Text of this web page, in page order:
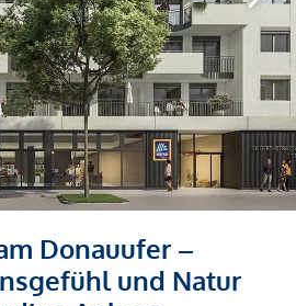
Donauufer –
und Natur